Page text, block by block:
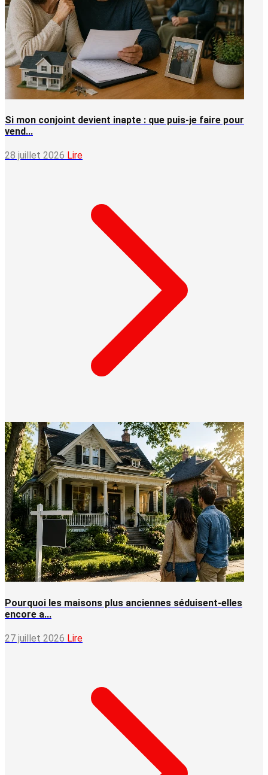
Si mon conjoint devient inapte : que puis-je faire pour
vend...
28 juillet 2026 Lire
Pourquoi les maisons plus anciennes séduisent-elles
encore a...
27 juillet 2026 Lire